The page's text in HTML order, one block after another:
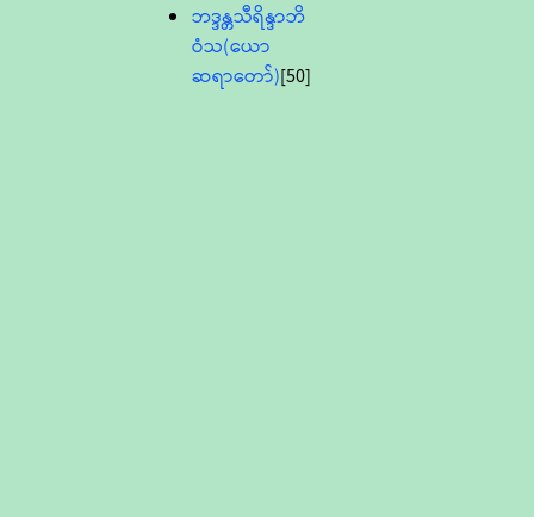
ဘဒ္ဒန္တသီရိန္ဒာဘိ
ဝံသ(ယော
ဆရာတော်)[50]